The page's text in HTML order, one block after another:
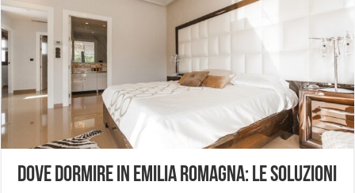
Dove dormire in Emilia Romagna: le soluzioni